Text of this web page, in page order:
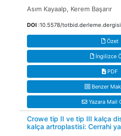
Asım Kayaalp, Kerem Başarır
DOI :10.5578/
Özet
İngilizce
PDF
Benzer
Yazara Mail
Crowe tip II ve tip III kalça
kalça artroplastisi: Cerrahi